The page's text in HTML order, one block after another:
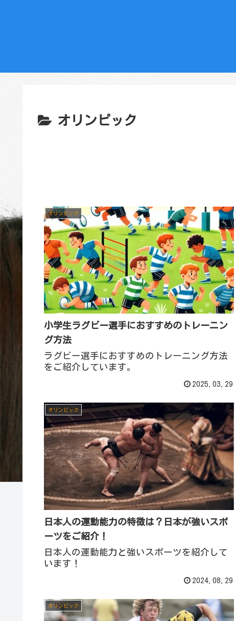
オリンピック
オリンピック
小学生ラグビー選手におすすめのトレーニン
グ方法
ラグビー選手におすすめのトレーニング方法
をご紹介しています。
2025.03.29
オリンピック
日本人の運動能力の特徴は？日本が強いスポ
ーツをご紹介！
日本人の運動能力と強いスポーツを紹介して
います！
2024.08.29
オリンピック